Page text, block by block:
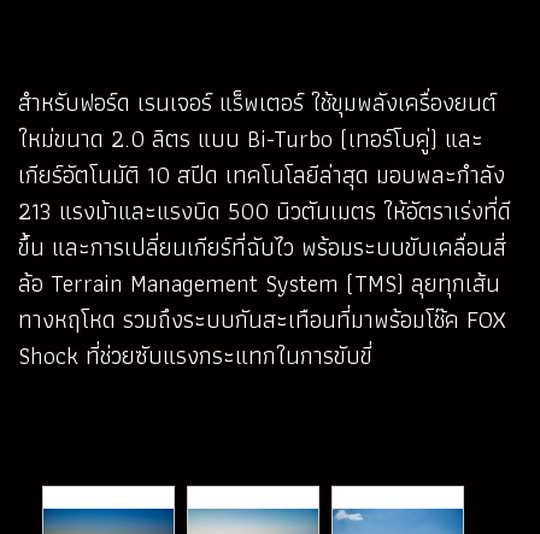
สำหรับฟอร์ด เรนเจอร์ แร็พเตอร์ ใช้ขุมพลังเครื่องยนต์
ใหม่ขนาด 2.0 ลิตร แบบ Bi-Turbo (เทอร์โบคู่) และ
เกียร์อัตโนมัติ 10 สปีด เทคโนโลยีล่าสุด มอบพละกำลัง
213 แรงม้าและแรงบิด 500 นิวตันเมตร ให้อัตราเร่งที่ดี
ขึ้น และการเปลี่ยนเกียร์ที่ฉับไว พร้อมระบบขับเคลื่อนสี่
ล้อ Terrain Management System (TMS) ลุยทุกเส้น
ทางหฤโหด รวมถึงระบบกันสะเทือนที่มาพร้อมโช๊ค FOX
Shock ที่ช่วยซับแรงกระแทกในการขับขี่